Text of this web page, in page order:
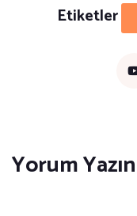
Etiketler
Yorum Yazın